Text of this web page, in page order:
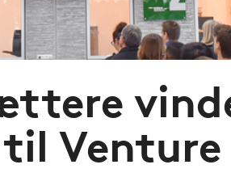
Venture